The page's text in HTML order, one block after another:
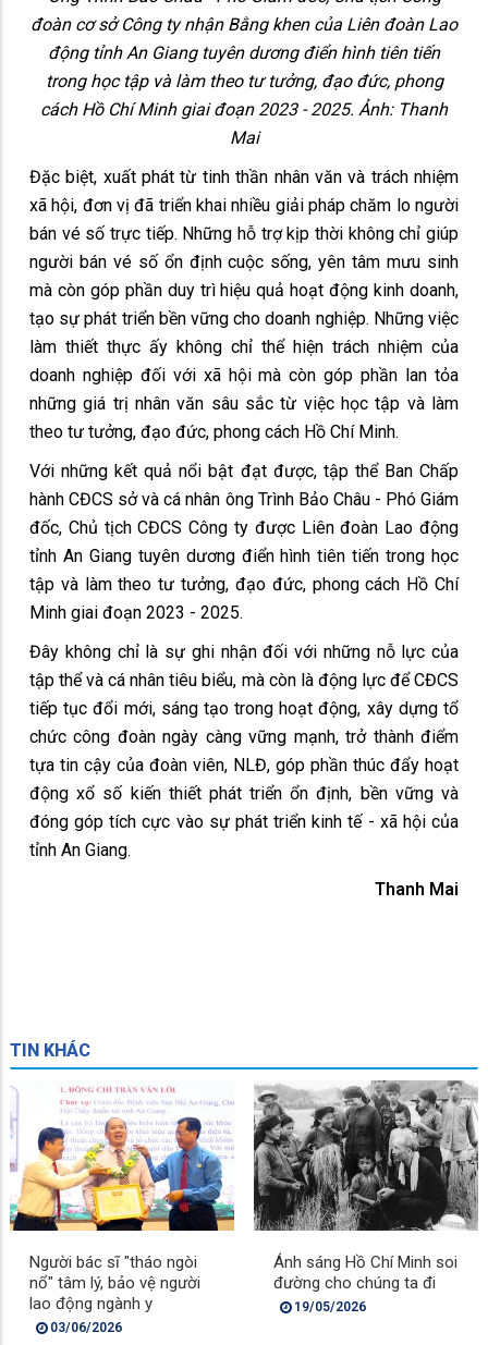
đoàn cơ sở Công ty nhận Bằng khen của Liên đoàn Lao
động tỉnh An Giang tuyên dương điển hình tiên tiến
trong học tập và làm theo tư tưởng, đạo đức, phong
cách Hồ Chí Minh giai đoạn 2023 - 2025. Ảnh: Thanh
Mai
Đặc biệt, xuất phát từ tinh thần nhân văn và trách nhiệm
xã hội, đơn vị đã triển khai nhiều giải pháp chăm lo người
bán vé số trực tiếp. Những hỗ trợ kịp thời không chỉ giúp
người bán vé số ổn định cuộc sống, yên tâm mưu sinh
mà còn góp phần duy trì hiệu quả hoạt động kinh doanh,
tạo sự phát triển bền vững cho doanh nghiệp. Những việc
làm thiết thực ấy không chỉ thể hiện trách nhiệm của
doanh nghiệp đối với xã hội mà còn góp phần lan tỏa
những giá trị nhân văn sâu sắc từ việc học tập và làm
theo tư tưởng, đạo đức, phong cách Hồ Chí Minh.
Với những kết quả nổi bật đạt được, tập thể Ban Chấp
hành CĐCS sở và cá nhân ông Trình Bảo Châu - Phó Giám
đốc, Chủ tịch CĐCS Công ty được Liên đoàn Lao động
tỉnh An Giang tuyên dương điển hình tiên tiến trong học
tập và làm theo tư tưởng, đạo đức, phong cách Hồ Chí
Minh giai đoạn 2023 - 2025.
Đây không chỉ là sự ghi nhận đối với những nỗ lực của
tập thể và cá nhân tiêu biểu, mà còn là động lực để CĐCS
tiếp tục đổi mới, sáng tạo trong hoạt động, xây dựng tổ
chức công đoàn ngày càng vững mạnh, trở thành điểm
tựa tin cậy của đoàn viên, NLĐ, góp phần thúc đẩy hoạt
động xổ số kiến thiết phát triển ổn định, bền vững và
đóng góp tích cực vào sự phát triển kinh tế - xã hội của
tỉnh An Giang.
Thanh Mai
TIN KHÁC
Người bác sĩ "tháo ngòi
nổ" tâm lý, bảo vệ người
lao động ngành y
03/06/2026
Ánh sáng Hồ Chí Minh soi
đường cho chúng ta đi
19/05/2026